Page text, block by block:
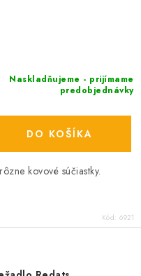
Naskladňujeme - prijímame
predobjednávky
DO KOŠÍKA
kovové súčiastky.
Kód: 6921